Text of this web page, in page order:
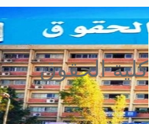
كلية الحقوق